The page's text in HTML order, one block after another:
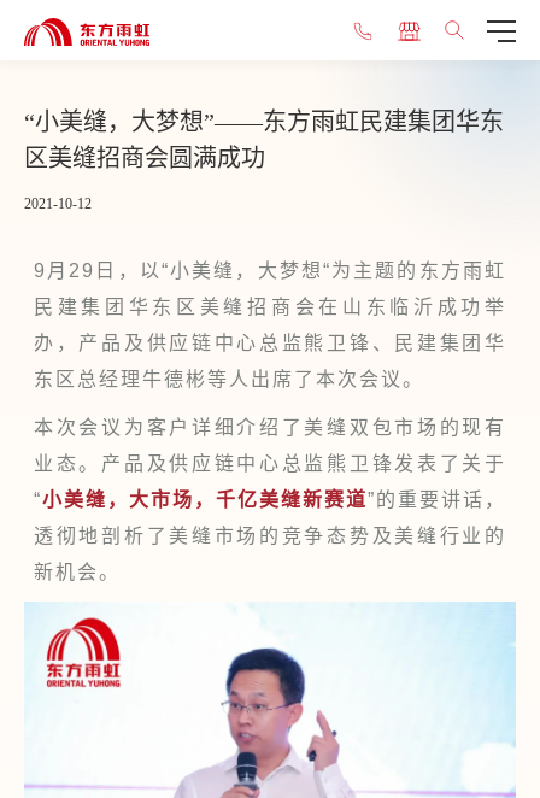
“小美缝，大梦想”——东方雨虹民建集团华东
区美缝招商会圆满成功
2021-10-12
9月29日，以“小美缝，大梦想“为主题的东方雨虹
民建集团华东区美缝招商会在山东临沂成功举
办，产品及供应链中心总监熊卫锋、民建集团华
东区总经理牛德彬等人出席了本次会议。
本次会议为客户详细介绍了美缝双包市场的现有
业态。产品及供应链中心总监熊卫锋发表了关于
“小美缝，大市场，千亿美缝新赛道”的重要讲话，
透彻地剖析了美缝市场的竞争态势及美缝行业的
新机会。